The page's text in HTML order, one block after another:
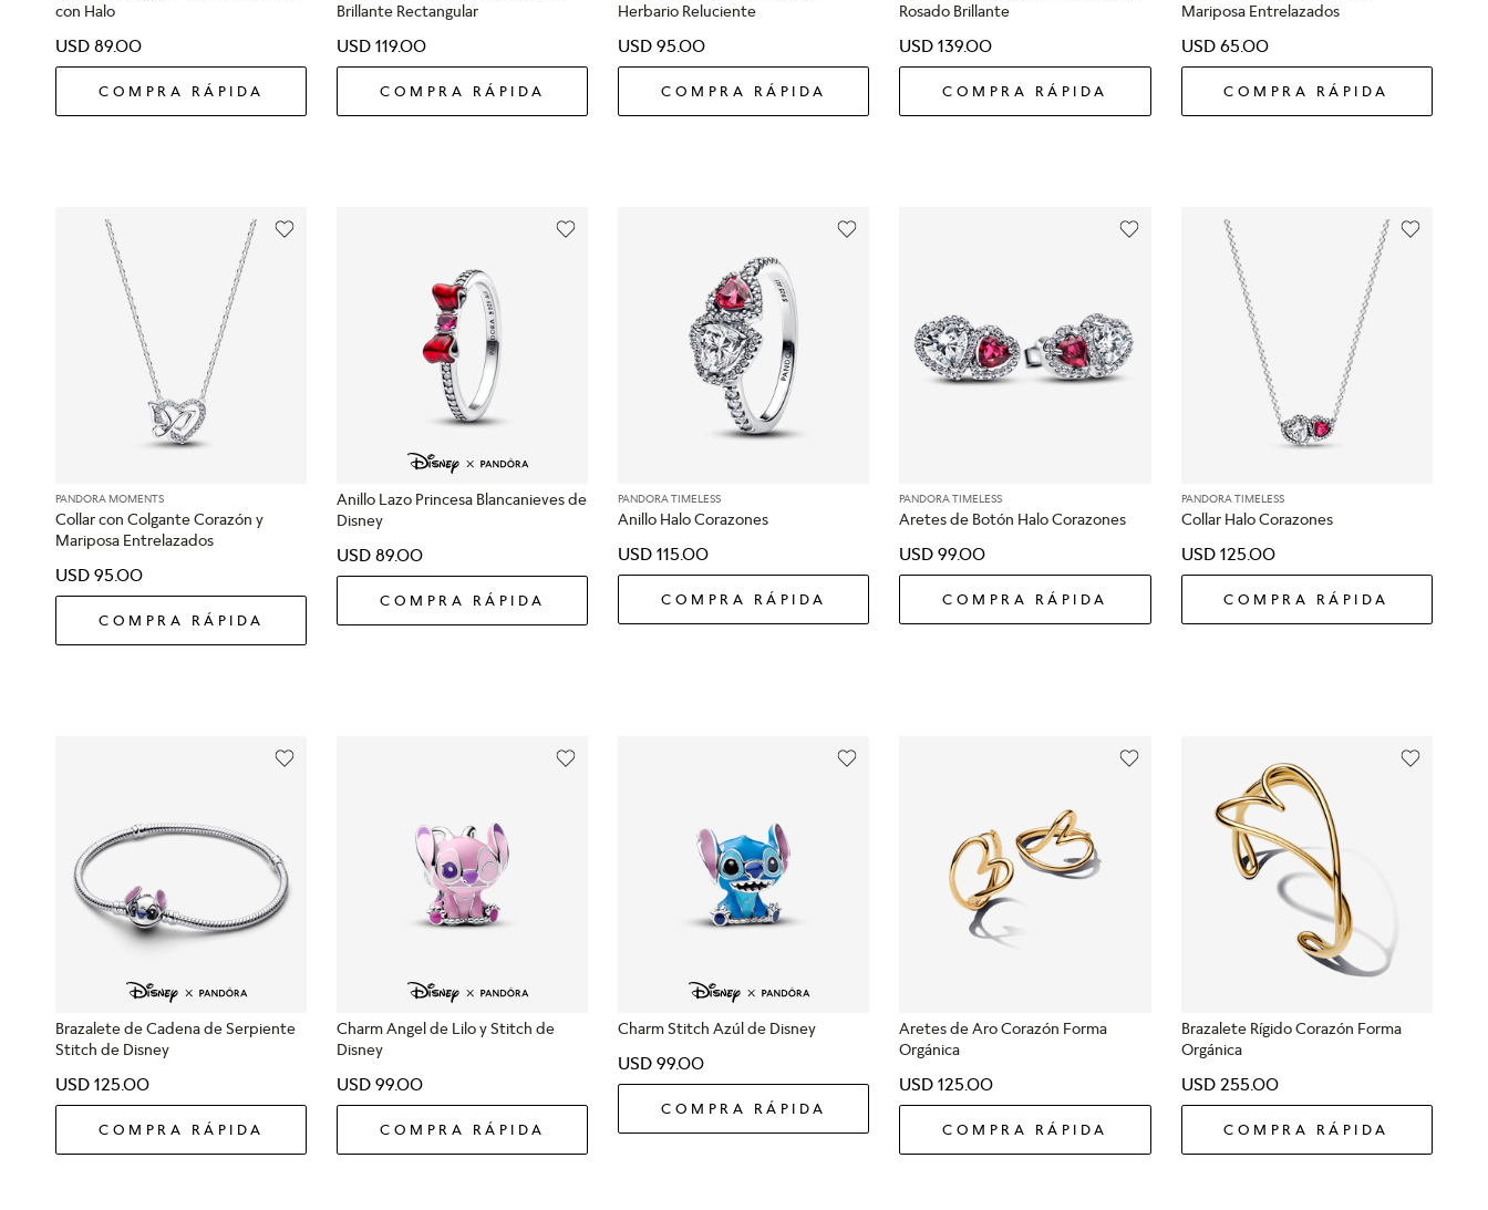
con Halo
USD 89.00
COMPRA RÁPIDA
Brillante Rectangular
USD 119.00
COMPRA RÁPIDA
Herbario Reluciente
USD 95.00
COMPRA RÁPIDA
Rosado Brillante
USD 139.00
COMPRA RÁPIDA
Mariposa Entrelazados
USD 6500
COMPRA RÁPIDA
PANDORA MOMENTS
Collar con Colgante Corazón y
Mariposa Entrelazados
USD 95.00
COMPRA RÁPIDA
Anillo Lazo Princesa Blancanieves de
Disney
USD 89.00
COMPRA RÁPIDA
PANDORA TIMELESS
Anillo Halo Corazones
USD 115.00
COMPRA RÁPIDA
PANDORA TIMELESS
Aretes de Botón Halo Corazones
USD 99.00
COMPRA RÁPIDA
PANDORA TIMELESS
Collar Halo Corazones
USD 12500
COMPRA RÁPIDA
Brazalete de Cadena de Serpiente
Stitch de Disney
USD 125.00
COMPRA RÁPIDA
Charm Angel de Lilo y Stitch de
Disney
USD 99.00
COMPRA RÁPIDA
Charm Stitch Azúl de Disney
USD 99.00
COMPRA RÁPIDA
Aretes de Aro Corazón Forma
Orgánica
USD 125.00
COMPRA RÁPIDA
Brazalete Rígido Corazón Forma
Orgánica
USD 25500
COMPRA RÁPIDA